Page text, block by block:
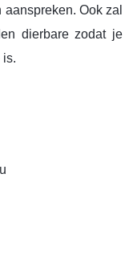
Ook zal
dierbare zodat je
is.